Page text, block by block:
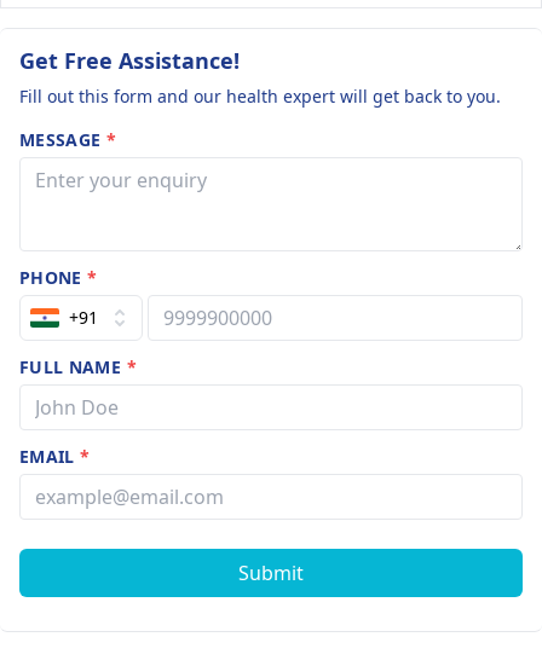
Get Free Assistance!
Fill out this form and our health expert will get back to you.
MESSAGE *
PHONE*
+91
FULL NAME *
EMAIL*
Submit